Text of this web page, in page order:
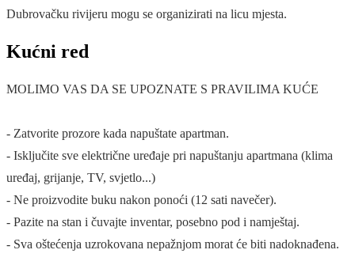
Dubrovačku rivijeru mogu se organizirati na licu mjesta.
Kućni red
MOLIMO VAS DA SE UPOZNATE S PRAVILIMA KUĆE
- Zatvorite prozore kada napuštate apartman.
- Isključite sve električne uređaje pri napuštanju apartmana (klima
uređaj, grijanje, TV, svjetlo...)
- Ne proizvodite buku nakon ponoći (12 sati navečer).
- Pazite na stan i čuvajte inventar, posebno pod i namještaj.
- Sva oštećenja uzrokovana nepažnjom morat će biti nadoknađena.